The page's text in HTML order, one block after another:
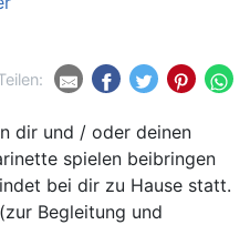
dir und / oder deinen
spielen beibringen
bei dir zu Hause statt.
Begleitung und